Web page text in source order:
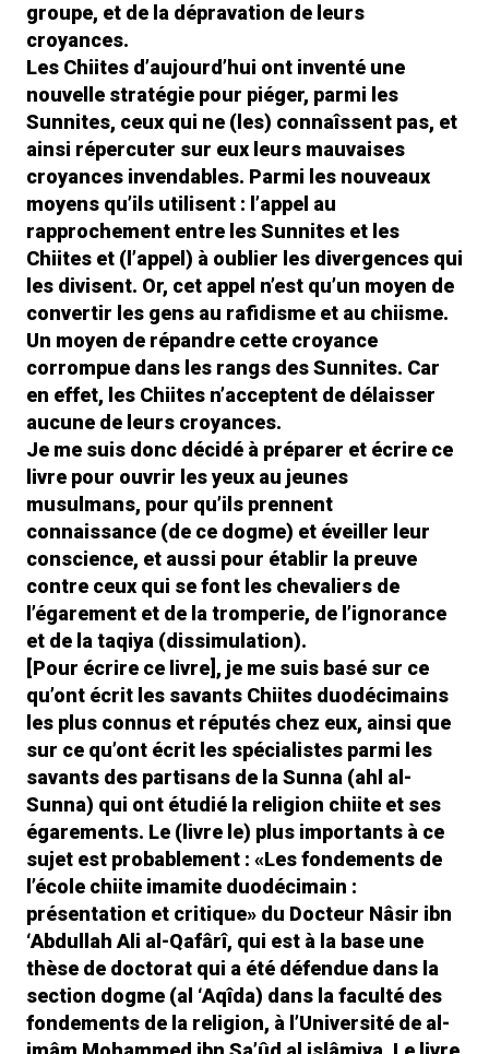
groupe, et de la dépravation de leurs
croyances.
Les Chiites d’aujourd’hui ont inventé une
nouvelle stratégie pour piéger, parmi les
Sunnites, ceux qui ne (les) connaîssent pas, et
ainsi répercuter sur eux leurs mauvaises
croyances invendables. Parmi les nouveaux
moyens qu’ils utilisent : l’appel au
rapprochement entre les Sunnites et les
Chiites et (l’appel) à oublier les divergences qui
les divisent. Or, cet appel n’est qu’un moyen de
convertir les gens au rafidisme et au chiisme.
Un moyen de répandre cette croyance
corrompue dans les rangs des Sunnites. Car
en effet, les Chiites n’acceptent de délaisser
aucune de leurs croyances.
Je me suis donc décidé à préparer et écrire ce
livre pour ouvrir les yeux au jeunes
musulmans, pour qu’ils prennent
connaissance (de ce dogme) et éveiller leur
conscience, et aussi pour établir la preuve
contre ceux qui se font les chevaliers de
l’égarement et de la tromperie, de l’ignorance
et de la taqiya (dissimulation).
[Pour écrire ce livre], je me suis basé sur ce
qu’ont écrit les savants Chiites duodécimains
les plus connus et réputés chez eux, ainsi que
sur ce qu’ont écrit les spécialistes parmi les
savants des partisans de la Sunna (ahl al-
Sunna) qui ont étudié la religion chiite et ses
égarements. Le (livre le) plus importants à ce
sujet est probablement : «Les fondements de
l’école chiite imamite duodécimain :
présentation et critique» du Docteur Nâsir ibn
‘Abdullah Ali al-Qafârî, qui est à la base une
thèse de doctorat qui a été défendue dans la
section dogme (al ‘Aqîda) dans la faculté des
fondements de la religion, à l’Université de al-